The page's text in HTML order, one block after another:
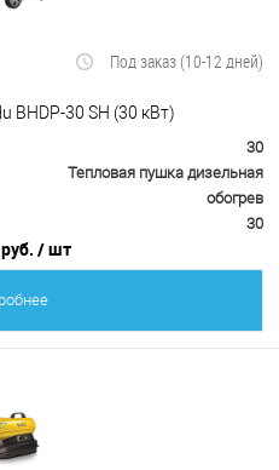
Под заказ (10-12 дней)
BHDP-30 SH (30 кВт)
30
Тепловая пушка дизельная
обогрев
30
/ шт